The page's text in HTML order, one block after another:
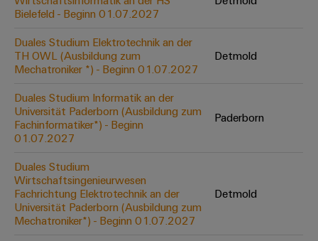
Abwasseraufbereitung
für
die
Wasser-
Abwasserindustrie
Wasserstoff
Wasserstoff
Schlüsseltechnologie
für
die
Energiewende
Werkzeuge
Automaten
Software
Markierer
Industriedrucker
Cabinet
Infrastructure
Bielefeld - Beginn 01.07.2027
Duales Studium Elektrotechnik an der
TH OWL (Ausbildung zum
Mechatroniker *) - Beginn 01.07.2027
Detmold
Duales Studium Informatik an der
Universität Paderborn (Ausbildung zum
Fachinformatiker*) - Beginn
01.07.2027
Paderborn
Duales Studium
Wirtschaftsingenieurwesen
Fachrichtung Elektrotechnik an der
Universität Paderborn (Ausbildung zum
Mechatroniker*) - Beginn 01.07.2027
Detmold